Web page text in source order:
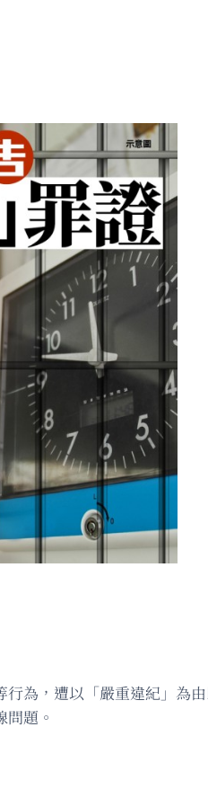
為，遭以「嚴重違紀」為
題。